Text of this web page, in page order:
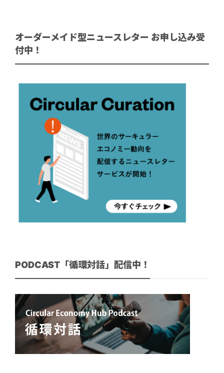
オーダーメイド型ニュースレター お申し込み受
付中！
PODCAST「循環対話」配信中！